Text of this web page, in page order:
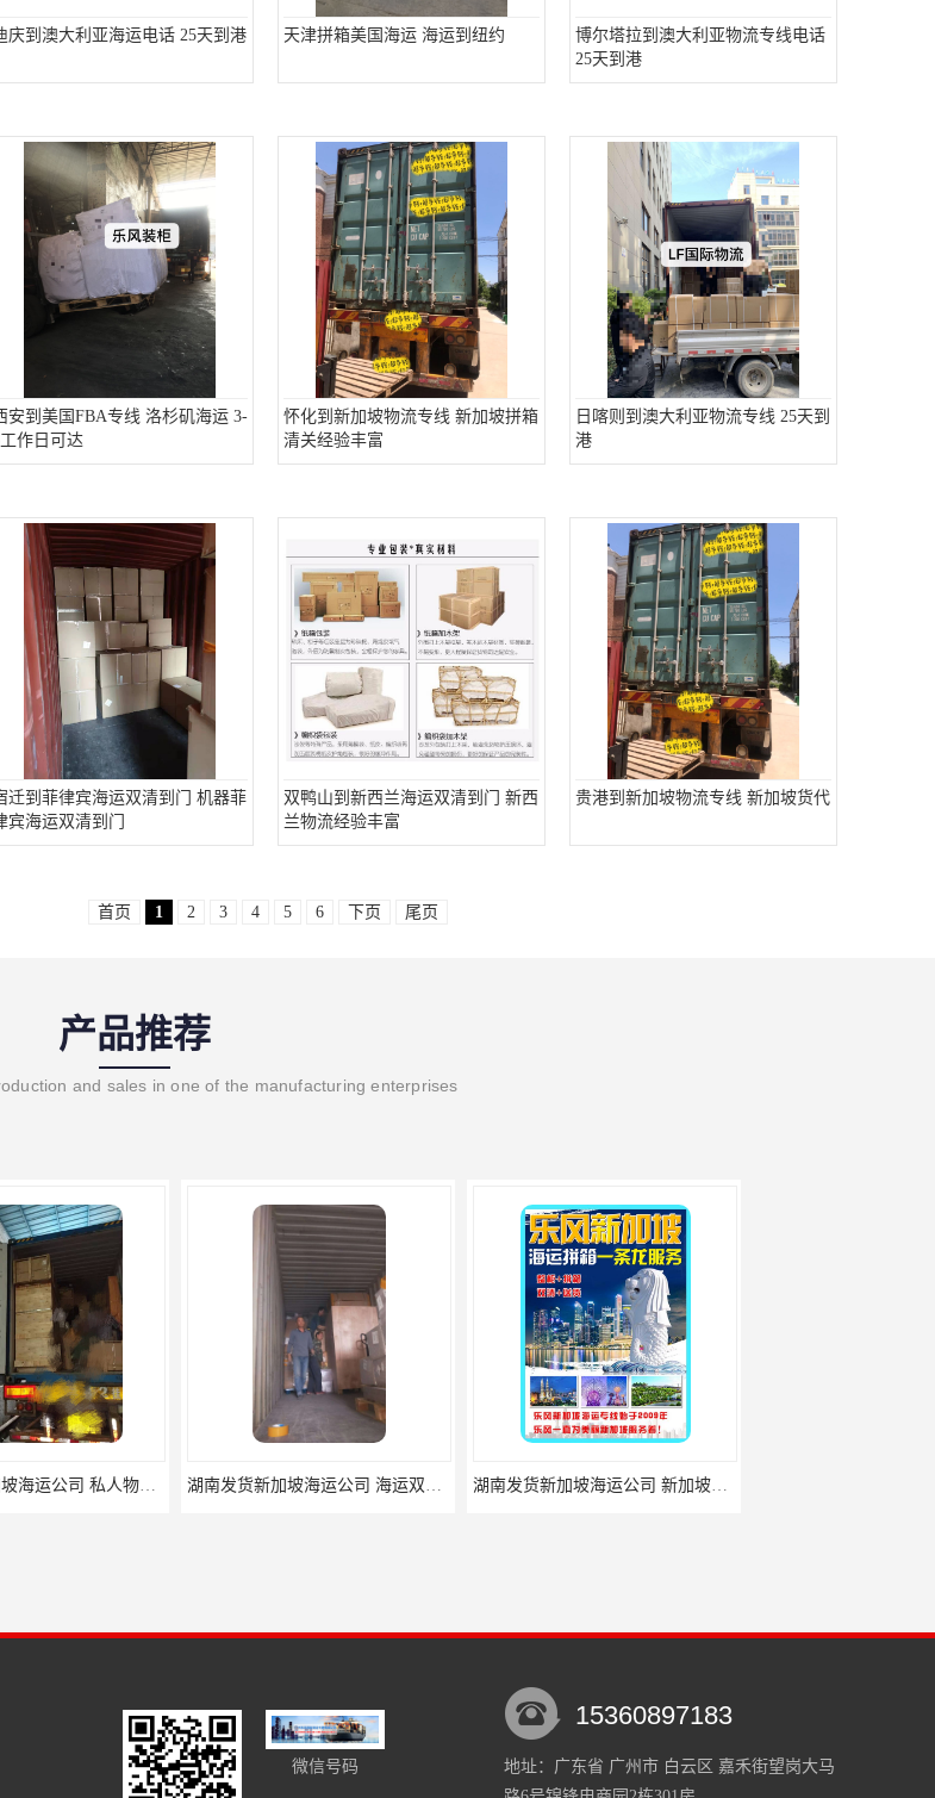
庆到澳大利亚海运电话 25天到港 天津拼箱美国海运 海运到纽约
博尔塔拉到澳大利亚物流专线电话
25天到港
安到美国FBA专线 洛杉矶海运 3-
作日可达
怀化到新加坡物流专线 新加坡拼箱
清关经验丰富
日喀则到澳大利亚物流专线 25天到
港
迁到菲律宾海运双清到门 机器菲
宾海运双清到门
双鸭山到新西兰海运双清到门 新西
兰物流经验丰富
贵港到新加坡物流专线 新加坡货代
首页 1 2 3 4 5 6 下页 尾页
产品推荐
and sales in one of the manufacturing enterprises
湖南发货新加坡海运公司 海运双清门到门一条龙 LF01sin 湖南发货新加坡海运公司 新加坡电商海运
微信号码
15360897183
地址：广东省 广州市 白云区 嘉禾街望岗大马